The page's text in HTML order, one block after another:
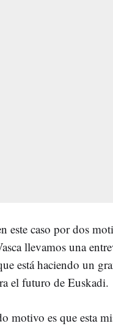
este caso por dos
llevamos una
está haciendo un
el futuro de Euskadi.
motivo es que esta